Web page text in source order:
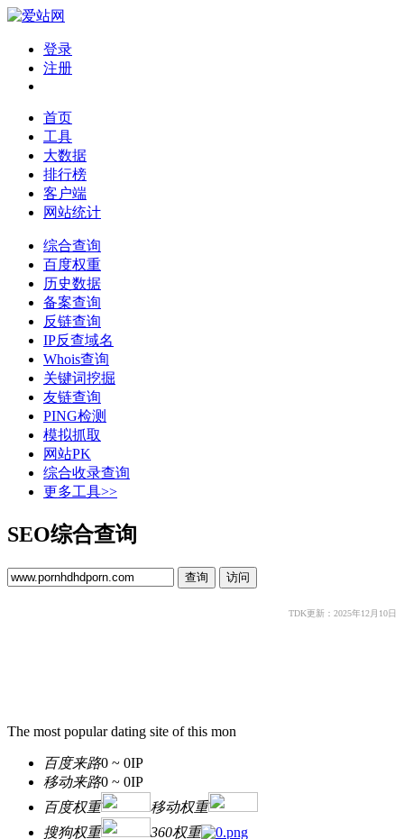
登录
注册
首页
工具
大数据
排行榜
客户端
网站统计
综合查询
百度权重
历史数据
备案查询
反链查询
IP反查域名
Whois查询
关键词挖掘
友链查询
PING检测
模拟抓取
网站PK
综合收录查询
更多工具>>
SEO综合查询
TDK更新：2025年12月10日
The most popular dating site of this mon
百度来路0 ~ 0IP
移动来路0 ~ 0IP
百度权重
移动权重
搜狗权重
360权重